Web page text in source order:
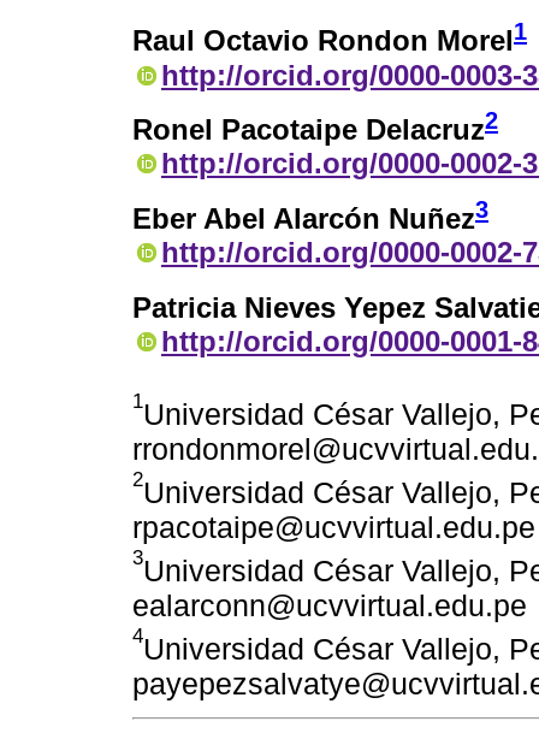
Raul Octavio Rondon Morel1
http://orcid.org/0000-0003-
Ronel Pacotaipe Delacruz2
http://orcid.org/0000-0002-
Eber Abel Alarcón Nuñez3
http://orcid.org/0000-0002-
Patricia Nieves Yepez
http://orcid.org/0000-0001-
1Universidad César Vallejo,
2Universidad César Vallejo,
rpacotaipe@ucvvirtual.edu.pe
3Universidad César Vallejo,
ealarconn@ucvvirtual.edu.pe
4Universidad César Vallejo,